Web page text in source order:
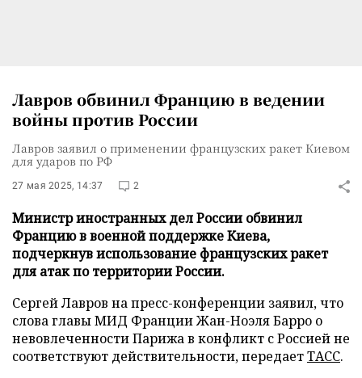
Лавров обвинил Францию в ведении
войны против России
Лавров заявил о применении французских ракет Киевом
для ударов по РФ
27 мая 2025, 14:37 2
Министр иностранных дел России обвинил
Францию в военной поддержке Киева,
подчеркнув использование французских ракет
для атак по территории России.
Сергей Лавров на пресс-конференции заявил, что
слова главы МИД Франции Жан-Ноэля Барро о
невовлеченности Парижа в конфликт с Россией не
соответствуют действительности, передаетТАСС.